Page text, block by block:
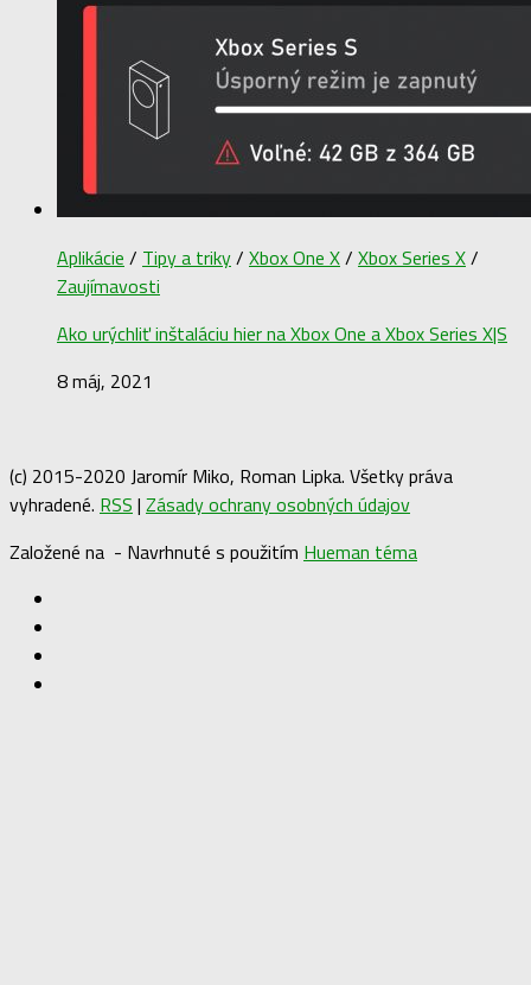
Aplikácie / Tipy a triky/ Xbox One X/ Xbox Series X/
Zaujímavosti
Ako urýchliť inštaláciu hier na Xbox One a Xbox Series X|S
8 máj, 2021
(c) 2015-2020 Jaromír Miko, Roman Lipka. Všetky práva
vyhradené. RSS | Zásady ochrany osobných údajov
Založené na - Navrhnuté s použitím Hueman téma